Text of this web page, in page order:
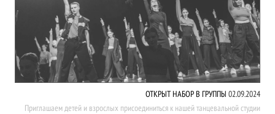
ОТКРЫТ НАБОР В ГРУППЫ 02.09.2024
Приглашаем детей и взрослых присоединиться к нашей танцевальной студии